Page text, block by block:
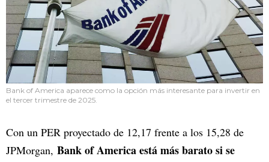
Bank of America aparece como la opción más interesante para invertir en
el tercer trimestre de 2025.
Con un PER proyectado de 12,17 frente a los 15,28 de
JPMorgan, Bank of America está más barato si se